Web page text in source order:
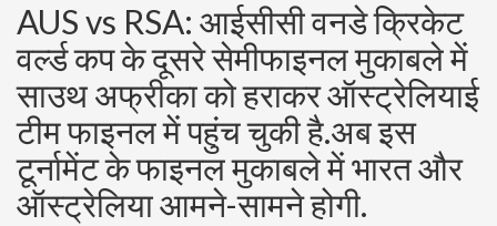
AUS vs RSA: आईसीसी वनडे क्रिकेट
वर्ल्ड कप के दूसरे सेमीफाइनल मुकाबले में
साउथ अफ्रीका को हराकर ऑस्ट्रेलियाई
टीम फाइनल में पहुंच चुकी है.अब इस
टूर्नामेंट के फाइनल मुकाबले में भारत और
ऑस्ट्रेलिया आमने-सामने होगी.